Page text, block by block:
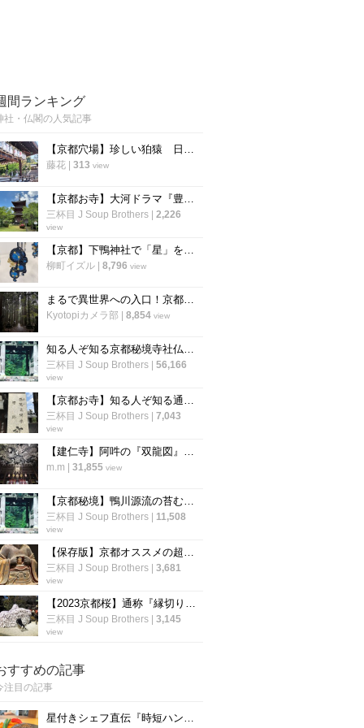
間ランキング
社・仏閣の人気記事
【京都穴場】珍しい狛猿 日吉山王七神をお祀りする「新日吉神宮」
藤花| 313 view
【京都お寺】大河ドラマ『豊臣兄弟』で注目☆秀吉が一夜で三重塔建立の通称“宝寺”「宝積寺」
三杯目 J Soup Brothers| 2,226
view
【京都】下鴨神社で「星」をモチーフにした「四季守」が限定授与
柳町イズル| 8,796 view
まるで異世界への入口！京都の穴場パワースポット「賀茂神社」【京北町】
Kyotopiカメラ部 8,854 view
知る人ぞ知る京都秘境寺社仏閣☆ジブリ映画モデル～“日本のピラミッド”禁足地【厳選６か所】
三杯目 J Soup Brothers| 56,166
view
【京都お寺】知る人ぞ知る通称『賽（さい）の河原』で知られる西院立地「高山寺」
三杯目 J Soup Brothers| 7,043
view
【建仁寺】阿吽の『双龍図』は圧巻の迫力！一見の価値あり♪【京都 祇園】
m.m 31,855 view
【京都秘境】鴨川源流の苔むした霊場☆ジブリ映画『もののけ姫』モデル寺院「志明院」
三杯目 J Soup Brothers| 11,508
view
【保存版】京都オススメの超マニアック仏像☆開胸から釈迦顔～口から小仏像【厳選５件】
三杯目 J Soup Brothers| 3,681
view
【2023京都桜】通称『縁切り神社』は行列必至☆参道の桜はまだつぼみ「安井金比羅宮」
三杯目 J Soup Brothers| 3,145
view
すすめの記事
注目の記事
星付きシェフ直伝『時短ハンバーグ』の作り方！”合わせ調味料”が決め手！フランス料理「レーヌ デ プレ」